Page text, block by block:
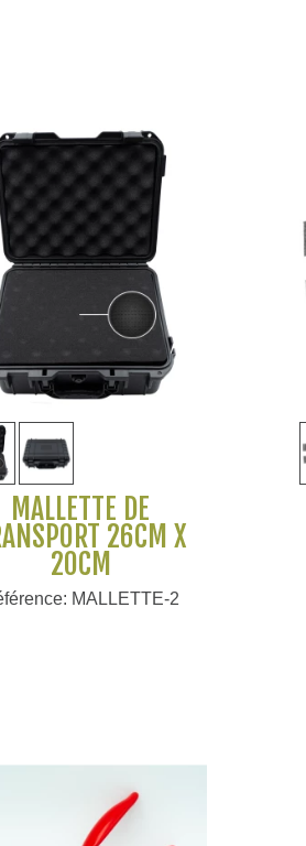
Voir plus
MALLETTE DE
26CM X
20CM
MALLETTE-2